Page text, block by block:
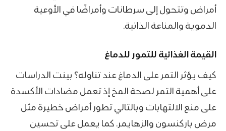
أمراض وتتحول إلى سرطانات وأمراضًا في الأوعية
الدموية والمناعة الذاتية.
القيمة الغذائية للتمور للدماغ
كيف يؤثر التمر على الدماغ عند تناوله؟ بينت الدراسات
على أهمية التمر لصحة المخ إذ تعمل مضادات الأكسدة
على منع الالتهابات وبالتالي تطور أمراض خطيرة مثل
مرض باركنسون والزهايمر. كما يعمل على تحسين